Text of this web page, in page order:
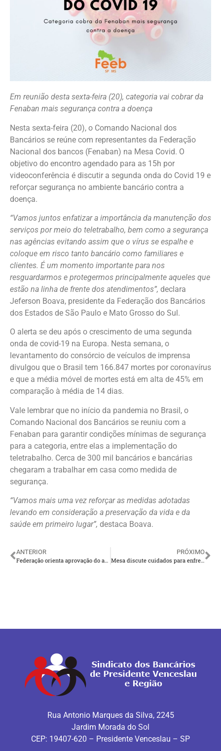
Em reunião desta sexta-feira (20), categoria vai cobrar da
Fenaban mais segurança contra a doença
Nesta sexta-feira (20), o Comando Nacional dos
Bancários se reúne com representantes da Federação
Nacional dos bancos (Fenaban) na Mesa Covid. O
objetivo do encontro agendado para as 15h por
videoconferência é discutir a segunda onda do Covid 19 e
reforçar segurança no ambiente bancário contra a
doença.
“Vamos juntos enfatizar a importância da manutenção dos
serviços por meio do teletrabalho, bem como a segurança
nas agências evitando assim que o vírus se espalhe e
coloque em risco tanto bancário como familiares e
clientes. É um momento importante para nos
resguardarmos e protegermos principalmente aqueles que
estão na linha de frente dos atendimentos”, declara
Jeferson Boava, presidente da Federação dos Bancários
dos Estados de São Paulo e Mato Grosso do Sul.
O alerta se deu após o crescimento de uma segunda
onda de covid-19 na Europa. Nesta semana, o
levantamento do consórcio de veículos de imprensa
divulgou que o Brasil tem 166.847 mortes por coronavírus
e que a média móvel de mortes está em alta de 45% em
comparação à média de 14 dias.
Vale lembrar que no início da pandemia no Brasil, o
Comando Nacional dos Bancários se reuniu com a
Fenaban para garantir condições mínimas de segurança
para a categoria, entre elas a implementação do
teletrabalho. Cerca de 300 mil bancários e bancárias
chegaram a trabalhar em casa como medida de
segurança.
“Vamos mais uma vez reforçar as medidas adotadas
levando em consideração a preservação da vida e da
saúde em primeiro lugar”, destaca Boava.
ANTERIOR
Federação orienta aprovação do acordo sobre teletrabalho com BB
PRÓXIMO
Mesa discute cuidados para enfrentar segunda onda do Covid 19
Rua Antonio Marques da Silva, 2245
Jardim Morada do Sol
CEP: 19407-620 – Presidente Venceslau – SP